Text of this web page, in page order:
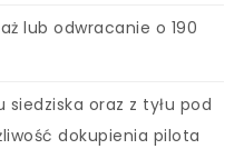
lub odwracanie o 190
siedziska oraz z tyłu pod
dokupienia pilota